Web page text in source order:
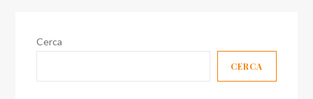
Cerca
CERCA